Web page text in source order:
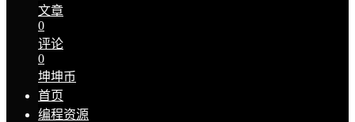
文章
0
评论
0
坤坤币
首页
编程资源